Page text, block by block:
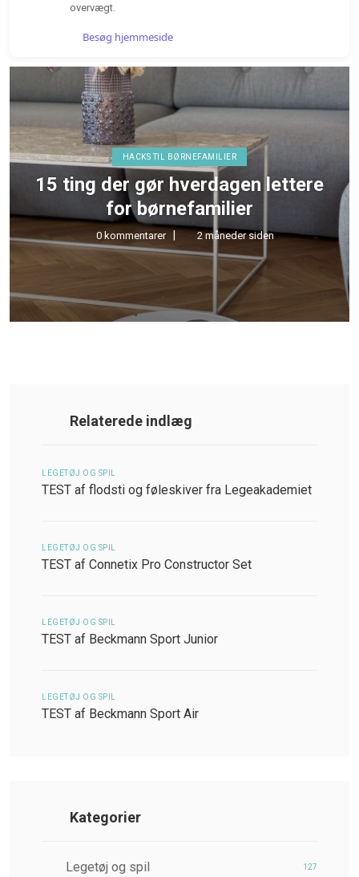
overvægt.
Besøg hjemmeside
HØRETELEFONER & LYD
TEST af MiiBUDS ACTIVE GO
MIIEGO
0 kommentarer 5 måneder siden
Relaterede indlæg
LEGETØJ OG SPIL
TEST af flodsti og føleskiver fra Legeakademiet
LEGETØJ OG SPIL
TEST af Connetix Pro Constructor Set
LEGETØJ OG SPIL
TEST af Beckmann Sport Junior
LEGETØJ OG SPIL
TEST af Beckmann Sport Air
Kategorier
Legetøj og spil 127